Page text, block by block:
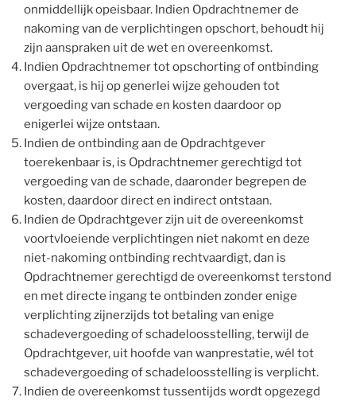
onmiddellijk opeisbaar. Indien Opdrachtnemer de
nakoming van de verplichtingen opschort, behoudt hij
zijn aanspraken uit de wet en overeenkomst.
Indien Opdrachtnemer tot opschorting of ontbinding
overgaat, is hij op generlei wijze gehouden tot
vergoeding van schade en kosten daardoor op
enigerlei wijze ontstaan.
Indien de ontbinding aan de Opdrachtgever
toerekenbaar is, is Opdrachtnemer gerechtigd tot
vergoeding van de schade, daaronder begrepen de
kosten, daardoor direct en indirect ontstaan.
Indien de Opdrachtgever zijn uit de overeenkomst
voortvloeiende verplichtingen niet nakomt en deze
niet-nakoming ontbinding rechtvaardigt, dan is
Opdrachtnemer gerechtigd de overeenkomst terstond
en met directe ingang te ontbinden zonder enige
verplichting zijnerzijds tot betaling van enige
schadevergoeding of schadeloosstelling, terwijl de
Opdrachtgever, uit hoofde van wanprestatie, wél tot
schadevergoeding of schadeloosstelling is verplicht.
Indien de overeenkomst tussentijds wordt opgezegd